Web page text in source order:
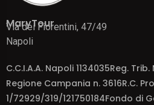
MaryTour
Via dei Fiorentini, 47/49
Napoli
C.C.I.A.A. Napoli 1134035Reg.
Regione Campania n. 3616R.C.
1/72929/319/121750184Fondo di